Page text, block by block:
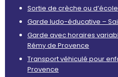
Sortie de crèche ou
Garde ludo-éducative –
Garde avec horaires
Rémy de Provence
Transport véhiculé pour
Provence